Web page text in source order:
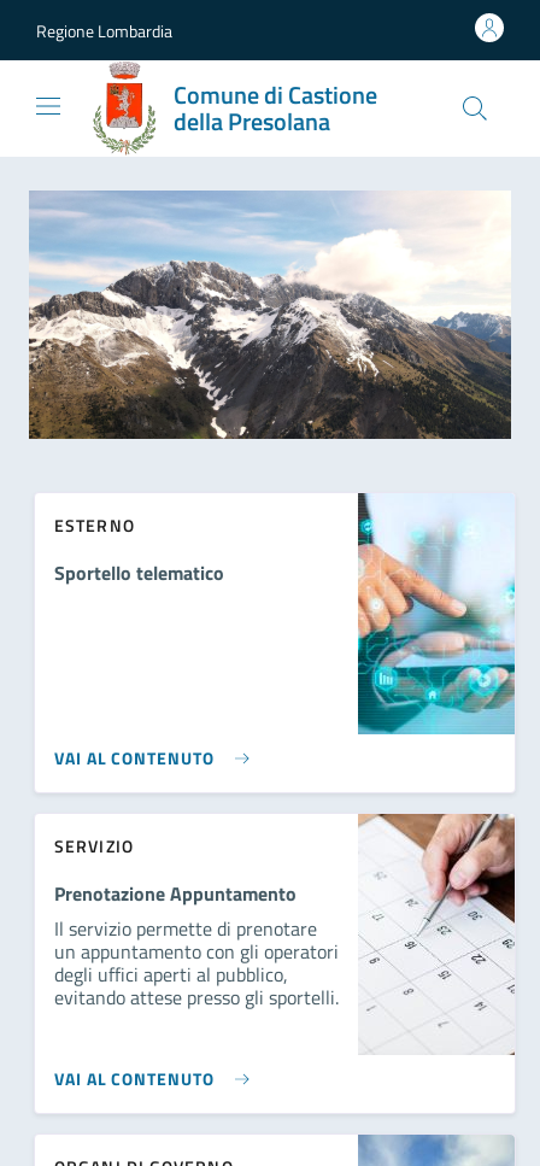
Regione Lombardia
Comune di Castione
della Presolana
ESTERNO
Sportello telematico
VAI AL CONTENUTO
SERVIZIO
Prenotazione Appuntamento
Il servizio permette di prenotare
un appuntamento con gli operatori
degli uffici aperti al pubblico,
evitando attese presso gli sportelli.
VAI AL CONTENUTO